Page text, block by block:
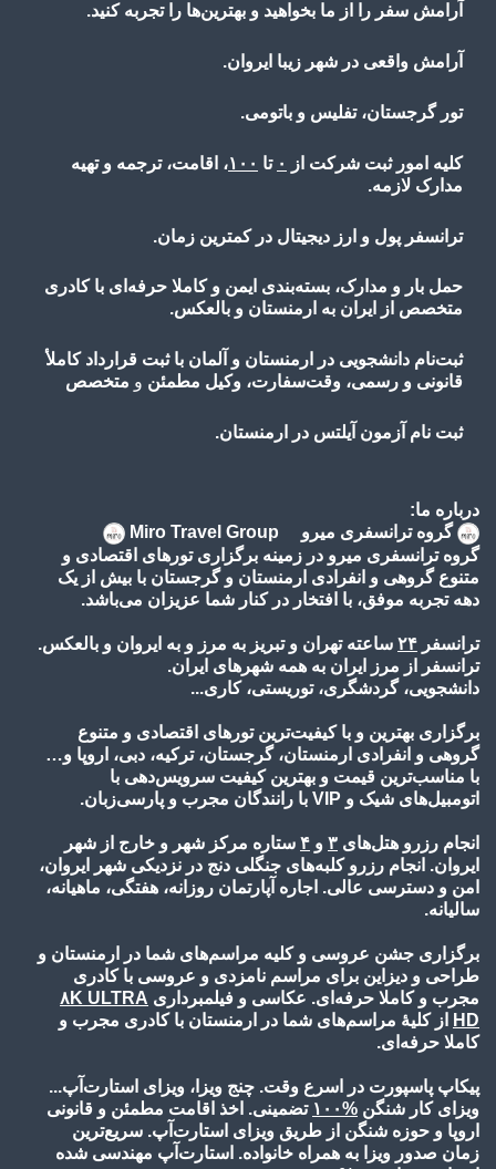
آرامش سفر را از ما بخواهید و بهترین‌ها را تجربه کنید.
آرامش واقعی در شهر زیبا ایروان.
تور گرجستان، تفلیس و باتومی.
کلیه امور ثبت شرکت از ۰ تا ۱۰۰، اقامت، ترجمه و تهیه
مدارک لازمه.
ترانسفر پول و ارز دیجیتال در کمترین زمان.
حمل بار و مدارک، بسته‌بندی ایمن و کاملا حرفه‌ای با کادری
متخصص از ایران به ارمنستان و بالعکس.
ثبت‌نام دانشجویی در ارمنستان و آلمان با ثبت قرارداد کاملأ
قانونی و رسمی، وقت‌سفارت، وکیل مطمئن و متخصص
ثبت نام آزمون آیلتس در ارمنستان.
درباره ما:
گروه ترانسفری میرو Miro Travel Group
گروه ترانسفری میرو در زمینه برگزاری تورهای اقتصادی و
متنوع گروهی و انفرادی ارمنستان و گرجستان با بیش از یک
دهه تجربه موفق، با افتخار در کنار شما عزیزان می‌باشد.
ترانسفر ۲۴ ساعته تهران و تبریز به مرز و به ایروان و بالعکس.
ترانسفر از مرز ایران به همه شهرهای ایران.
دانشجویی، گردشگری، توریستی، کاری...
برگزاری بهترین و با کیفیت‌ترین تورهای اقتصادی و متنوع
گروهی و انفرادی ارمنستان، گرجستان، ترکیه، دبی، اروپا و…
با مناسب‌ترین قیمت و بهترین کیفیت سرویس‌دهی با
اتومبیل‌های شیک و VIP با رانندگان مجرب و پارسی‌زبان.
انجام رزرو هتل‌های ۳ و ۴ ستاره مرکز شهر و خارج از شهر
ایروان. انجام رزرو کلبه‌های جنگلی دنج در نزدیکی شهر ایروان،
امن و دسترسی عالی. اجاره آپارتمان روزانه، هفتگی، ماهیانه،
سالیانه.
برگزاری جشن عروسی و کلیه مراسم‌های شما در ارمنستان و
طراحی و دیزاین برای مراسم نامزدی و عروسی با کادری
مجرب و کاملا حرفه‌ای. عکاسی و فیلمبرداری ۸K ULTRA
HD
از کلیۀ مراسم‌های شما در ارمنستان با کادری مجرب و
کاملا حرفه‌ای.
پیکاپ پاسپورت در اسرع وقت. چنج ویزا، ویزای استارت‌آپ...
ویزای کار شنگن %۱۰۰
تضمینی. اخذ اقامت مطمئن و قانونی
اروپا و حوزه شنگن از طریق ویزای استارت‌آپ. سریع‌ترین
زمان صدور ویزا به همراه خانواده. استارت‌آپ مهندسی شده